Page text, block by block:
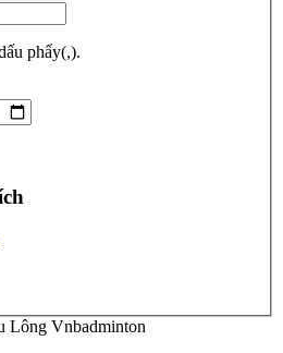
phẩy(,).
Lông Vnbadminton